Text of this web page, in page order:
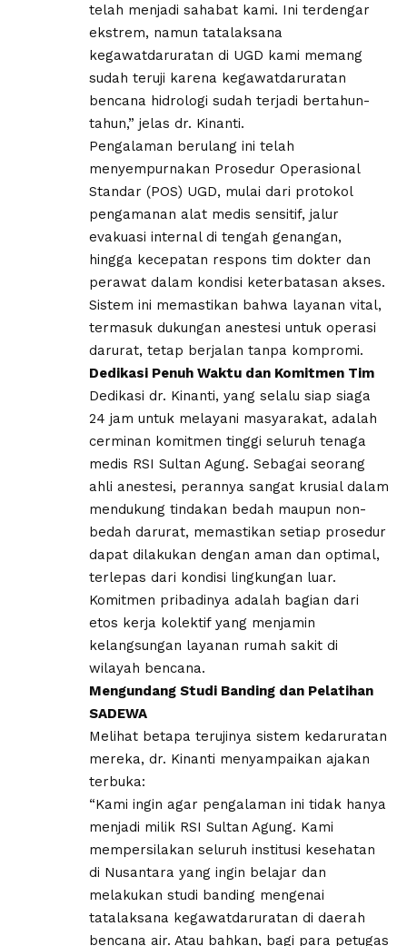
telah menjadi sahabat kami. Ini terdengar
ekstrem, namun tatalaksana
kegawatdaruratan di UGD kami memang
sudah teruji karena kegawatdaruratan
bencana hidrologi sudah terjadi bertahun-
tahun,” jelas dr. Kinanti.
Pengalaman berulang ini telah
menyempurnakan Prosedur Operasional
Standar (POS) UGD, mulai dari protokol
pengamanan alat medis sensitif, jalur
evakuasi internal di tengah genangan,
hingga kecepatan respons tim dokter dan
perawat dalam kondisi keterbatasan akses.
Sistem ini memastikan bahwa layanan vital,
termasuk dukungan anestesi untuk operasi
darurat, tetap berjalan tanpa kompromi.
Dedikasi Penuh Waktu dan Komitmen Tim
Dedikasi dr. Kinanti, yang selalu siap siaga
24 jam untuk melayani masyarakat, adalah
cerminan komitmen tinggi seluruh tenaga
medis RSI Sultan Agung. Sebagai seorang
ahli anestesi, perannya sangat krusial dalam
mendukung tindakan bedah maupun non-
bedah darurat, memastikan setiap prosedur
dapat dilakukan dengan aman dan optimal,
terlepas dari kondisi lingkungan luar.
Komitmen pribadinya adalah bagian dari
etos kerja kolektif yang menjamin
kelangsungan layanan rumah sakit di
wilayah bencana.
Mengundang Studi Banding dan Pelatihan
SADEWA
Melihat betapa terujinya sistem kedaruratan
mereka, dr. Kinanti menyampaikan ajakan
terbuka:
“Kami ingin agar pengalaman ini tidak hanya
menjadi milik RSI Sultan Agung. Kami
mempersilakan seluruh institusi kesehatan
di Nusantara yang ingin belajar dan
melakukan studi banding mengenai
tatalaksana kegawatdaruratan di daerah
bencana air. Atau bahkan, bagi para petugas